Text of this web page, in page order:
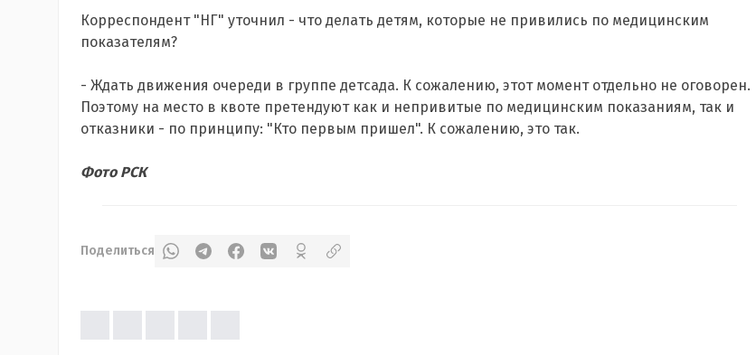
Корреспондент "НГ" уточнил - что делать детям, которые не привились по медицинским
показателям?
- Ждать движения очереди в группе детсада. К сожалению, этот момент отдельно не оговорен.
Поэтому на место в квоте претендуют как и непривитые по медицинским показаниям, так и
отказники - по принципу: "Кто первым пришел". К сожалению, это так.
Фото РСК
Поделиться